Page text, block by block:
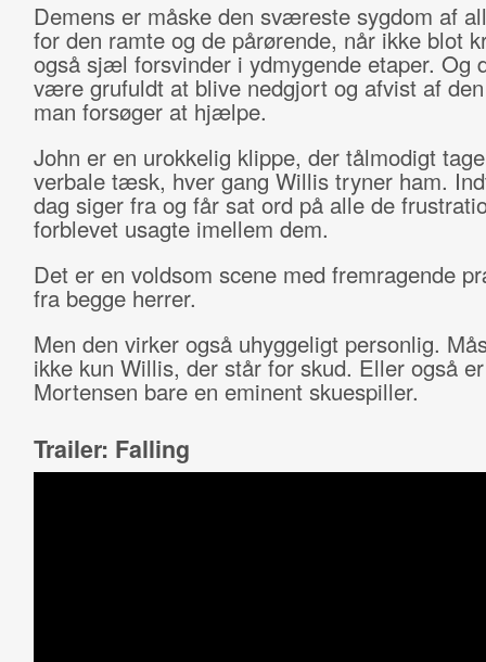
Demens er måske den sværeste sygdom af
for den ramte og de pårørende, når ikke blot
også sjæl forsvinder i ydmygende etaper. Og
være grufuldt at blive nedgjort og afvist af
man forsøger at hjælpe.
John er en urokkelig klippe, der tålmodigt
verbale tæsk, hver gang Willis tryner ham.
dag siger fra og får sat ord på alle de
forblevet usagte imellem dem.
Det er en voldsom scene med fremragende
fra begge herrer.
Men den virker også uhyggeligt personlig.
ikke kun Willis, der står for skud. Eller også
Mortensen bare en eminent skuespiller.
Trailer: Falling